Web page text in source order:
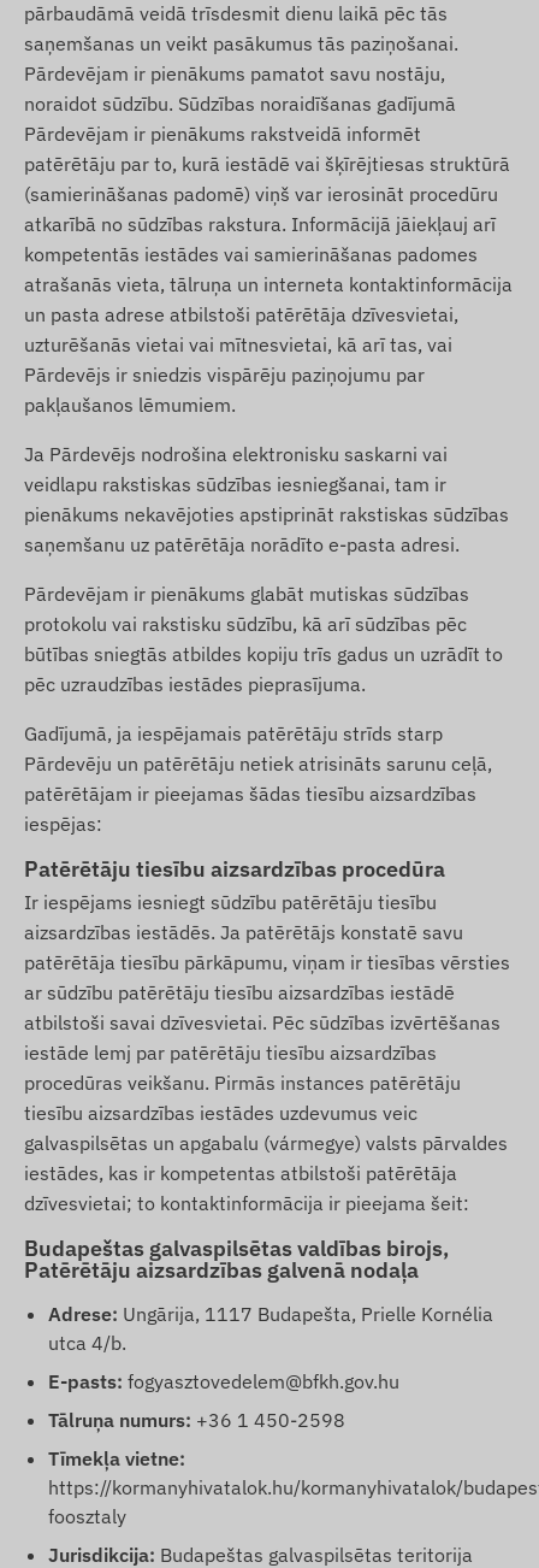
pārbaudāmā veidā trīsdesmit dienu laikā pēc tās
saņemšanas un veikt pasākumus tās paziņošanai.
Pārdevējam ir pienākums pamatot savu nostāju,
noraidot sūdzību. Sūdzības noraidīšanas gadījumā
Pārdevējam ir pienākums rakstveidā informēt
patērētāju par to, kurā iestādē vai šķīrējtiesas struktūrā
(samierināšanas padomē) viņš var ierosināt procedūru
atkarībā no sūdzības rakstura. Informācijā jāiekļauj arī
kompetentās iestādes vai samierināšanas padomes
atrašanās vieta, tālruņa un interneta kontaktinformācija
un pasta adrese atbilstoši patērētāja dzīvesvietai,
uzturēšanās vietai vai mītnesvietai, kā arī tas, vai
Pārdevējs ir sniedzis vispārēju paziņojumu par
pakļaušanos lēmumiem.
Ja Pārdevējs nodrošina elektronisku saskarni vai
veidlapu rakstiskas sūdzības iesniegšanai, tam ir
pienākums nekavējoties apstiprināt rakstiskas sūdzības
saņemšanu uz patērētāja norādīto e-pasta adresi.
Pārdevējam ir pienākums glabāt mutiskas sūdzības
protokolu vai rakstisku sūdzību, kā arī sūdzības pēc
būtības sniegtās atbildes kopiju trīs gadus un uzrādīt to
pēc uzraudzības iestādes pieprasījuma.
Gadījumā, ja iespējamais patērētāju strīds starp
Pārdevēju un patērētāju netiek atrisināts sarunu ceļā,
patērētājam ir pieejamas šādas tiesību aizsardzības
iespējas:
Patērētāju tiesību aizsardzības procedūra
Ir iespējams iesniegt sūdzību patērētāju tiesību
aizsardzības iestādēs. Ja patērētājs konstatē savu
patērētāja tiesību pārkāpumu, viņam ir tiesības vērsties
ar sūdzību patērētāju tiesību aizsardzības iestādē
atbilstoši savai dzīvesvietai. Pēc sūdzības izvērtēšanas
iestāde lemj par patērētāju tiesību aizsardzības
procedūras veikšanu. Pirmās instances patērētāju
tiesību aizsardzības iestādes uzdevumus veic
galvaspilsētas un apgabalu (vármegye) valsts pārvaldes
iestādes, kas ir kompetentas atbilstoši patērētāja
dzīvesvietai; to kontaktinformācija ir pieejama šeit:
Budapeštas galvaspilsētas valdības birojs,
Patērētāju aizsardzības galvenā nodaļa
Adrese: Ungārija, 1117 Budapešta, Prielle Kornélia
utca 4/b.
E-pasts: fogyasztovedelem@bfkh.gov.hu
Tālruņa numurs: +36 1 450-2598
Tīmekļa vietne:
https://kormanyhivatalok.hu/kormanyhivatalok/
foosztaly
Jurisdikcija: Budapeštas galvaspilsētas teritorija